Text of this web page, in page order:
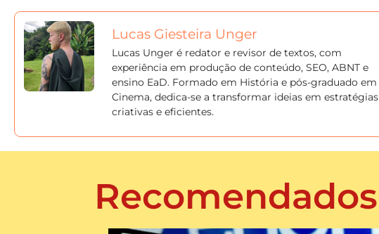
Lucas Giesteira Unger
Lucas Unger é redator e revisor de textos, com
experiência em produção de conteúdo, SEO, ABNT e
ensino EaD. Formado em História e pós-graduado em
Cinema, dedica-se a transformar ideias em estratégias
criativas e eficientes.
Recomendados